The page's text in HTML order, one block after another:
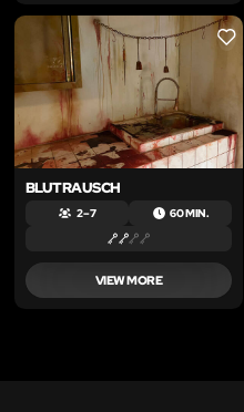
LIKE
BLUTRAUSCH
2 – 7 60 MIN.
VIEW MORE